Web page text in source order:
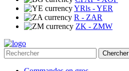
YRls - YER
R - ZAR
ZK - ZMW
Chercher